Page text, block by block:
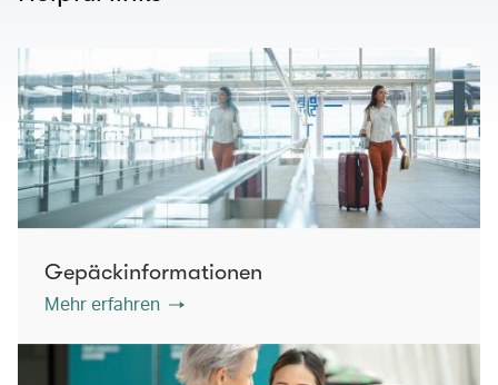
Gepäckinformationen
Mehr erfahren